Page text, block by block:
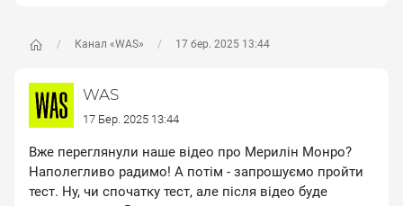
Канал «WAS» 17 бер. 2025 13:44
WAS
17 Бер. 2025 13:44
Вже переглянули наше відео про Мерилін Монро?
Наполегливо радимо! А потім - запрошуємо пройти
тест. Ну, чи спочатку тест, але після відео буде
Створено: 8 січня 2025
Відповідальні: